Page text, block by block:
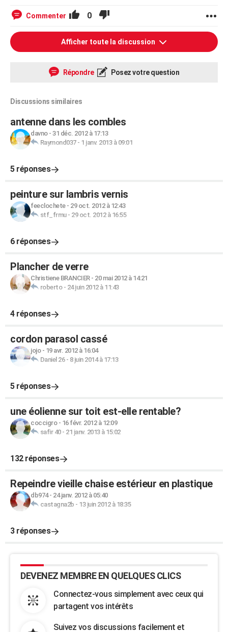
Commenter 0
Afficher toute la discussion
Répondre Posez votre question
Discussions similaires
antenne dans les combles
davno- 31 déc. 2012 à 17:13
Raymond037- 1 janv. 2013 à 09:01
5 réponses
peinture sur lambris vernis
feeclochete- 29 oct. 2012 à 12:43
stf_frmu- 29 oct. 2012 à 16:55
6 réponses
Plancher de verre
Christiene BRANCIER- 20 mai 2012 à 14:21
roberto- 24 juin 2012 à 11:43
4 réponses
cordon parasol cassé
jojo- 19 avr. 2012 à 16:04
Daniel 26- 8 juin 2014 à 17:13
5 réponses
une éolienne sur toit est-elle rentable?
coccigro- 16 févr. 2012 à 12:09
safir 40- 21 janv. 2013 à 15:02
132 réponses
Repeindre vieille chaise estérieur en plastique
db974- 24 janv. 2012 à 05:40
castagna2b - 13 juin 2012 à 18:35
3 réponses
DEVENEZ MEMBRE EN QUELQUES CLICS
Connectez-vous simplement avec ceux qui
partagent vos intérêts
Suivez vos discussions facilement et